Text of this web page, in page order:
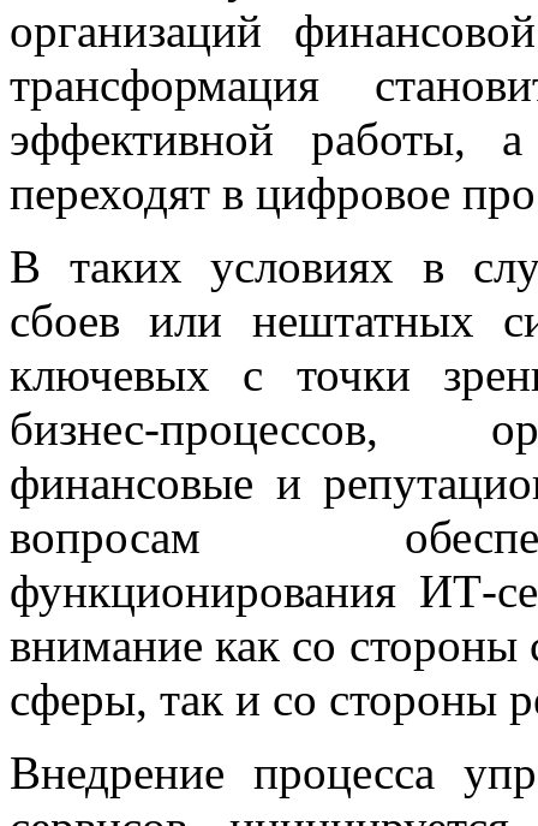
организаций
трансформация
эффективной работы,
переходят в цифровое
В таких условиях в
сбоев или нештатных
ключевых с точки
бизнес-процессов,
финансовые и
вопросам
функционирования ИТ-
внимание как со
сферы, так и со стороны
Внедрение процесса